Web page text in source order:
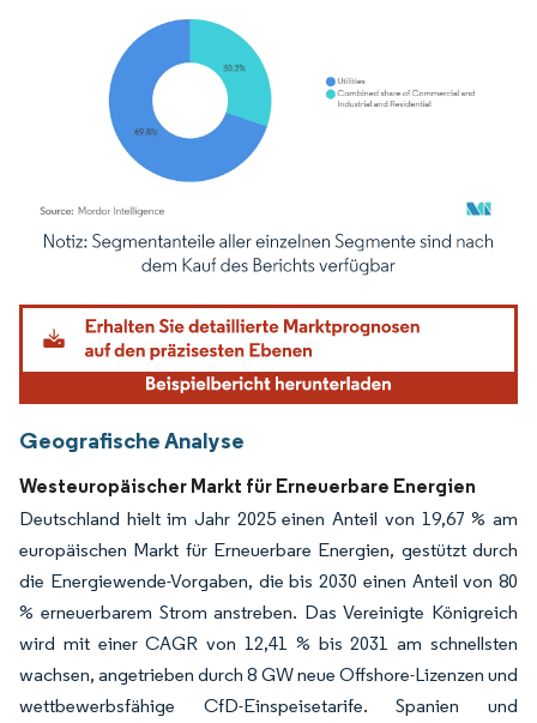
Bild © Mordor Intelligence. Wiederverwendung erfordert Namensnennung
Geografische Analyse
Westeuropäischer Markt für Erneuerbare Energien
Deutschland hielt im Jahr 2025 einen Anteil von 19,67 % am
europäischen Markt für Erneuerbare Energien, gestützt durch
die Energiewende-Vorgaben, die bis 2030 einen Anteil von 80
% erneuerbarem Strom anstreben. Das Vereinigte Königreich
wird mit einer CAGR von 12,41 % bis 2031 am schnellsten
wachsen, angetrieben durch 8 GW neue Offshore-Lizenzen und
wettbewerbsfähige CfD-Einspeisetarife. Spanien und